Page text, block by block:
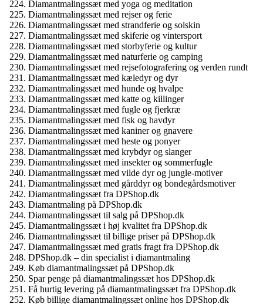
Diamantmalingssæt med yoga og meditation
Diamantmalingssæt med rejser og ferie
Diamantmalingssæt med strandferie og solskin
Diamantmalingssæt med skiferie og vintersport
Diamantmalingssæt med storbyferie og kultur
Diamantmalingssæt med naturferie og camping
Diamantmalingssæt med rejsefotografering og verden rundt
Diamantmalingssæt med kæledyr og dyr
Diamantmalingssæt med hunde og hvalpe
Diamantmalingssæt med katte og killinger
Diamantmalingssæt med fugle og fjerkræ
Diamantmalingssæt med fisk og havdyr
Diamantmalingssæt med kaniner og gnavere
Diamantmalingssæt med heste og ponyer
Diamantmalingssæt med krybdyr og slanger
Diamantmalingssæt med insekter og sommerfugle
Diamantmalingssæt med vilde dyr og jungle-motiver
Diamantmalingssæt med gårddyr og bondegårdsmotiver
Diamantmalingssæt fra DPShop.dk
Diamantmaling på DPShop.dk
Diamantmalingssæt til salg på DPShop.dk
Diamantmalingssæt i høj kvalitet fra DPShop.dk
Diamantmalingssæt til billige priser på DPShop.dk
Diamantmalingssæt med gratis fragt fra DPShop.dk
DPShop.dk – din specialist i diamantmaling
Køb diamantmalingssæt på DPShop.dk
Spar penge på diamantmalingssæt hos DPShop.dk
Få hurtig levering på diamantmalingssæt fra DPShop.dk
Køb billige diamantmalingssæt online hos DPShop.dk